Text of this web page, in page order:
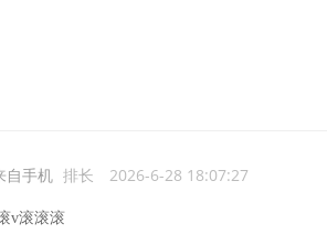
自手机 排长 2026-6-28 18:07:27
v滚滚滚